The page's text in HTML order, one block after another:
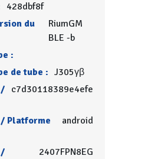
428dbf8f
du
RiumGM
BLE -b
:
de tube : J305γβ
/ c7d30118389e4efe
Platforme
android
/
2407FPN8EG